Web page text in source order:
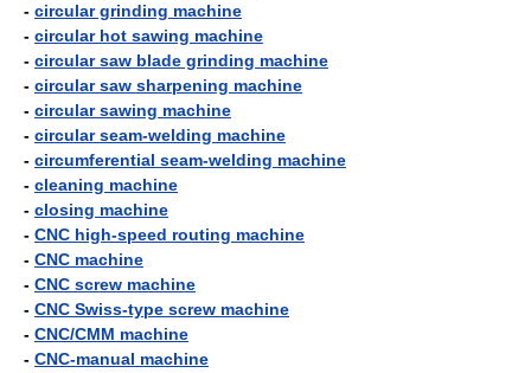
- circular grinding machine
- circular hot sawing machine
- circular saw blade grinding machine
- circular saw sharpening machine
- circular sawing machine
- circular seam-welding machine
- circumferential seam-welding machine
- cleaning machine
- closing machine
- CNC high-speed routing machine
- CNC machine
- CNC screw machine
- CNC Swiss-type screw machine
- CNC/CMM machine
- CNC-manual machine